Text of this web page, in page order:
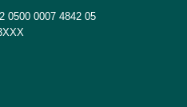
0500 0007 4842 05